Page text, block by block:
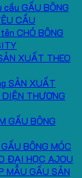
GẤU BÔNG
CẦU
CHÓ BÔNG
XUẤT THEO
SẢN XUẤT
THƯƠNG
GẤU BÔNG
GẤU BÔNG MÓC
ĐẠI HỌC AJOU
MẪU GẤU SẢN